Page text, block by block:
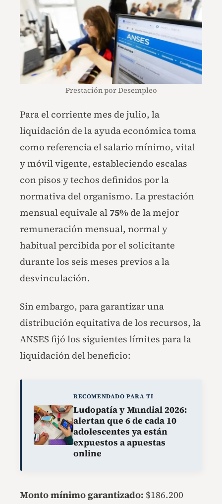
Prestación por Desempleo
Para el corriente mes de julio, la
liquidación de la ayuda económica toma
como referencia el salario mínimo, vital
y móvil vigente, estableciendo escalas
con pisos y techos definidos por la
normativa del organismo. La prestación
mensual equivale al 75% de la mejor
remuneración mensual, normal y
habitual percibida por el solicitante
durante los seis meses previos a la
desvinculación.
Sin embargo, para garantizar una
distribución equitativa de los recursos, la
ANSES fijó los siguientes límites para la
liquidación del beneficio:
RECOMENDADO PARA TI
Ludopatía y Mundial 2026:
alertan que 6 de cada 10
adolescentes ya están
expuestos a apuestas
online
Monto mínimo garantizado: $186.200